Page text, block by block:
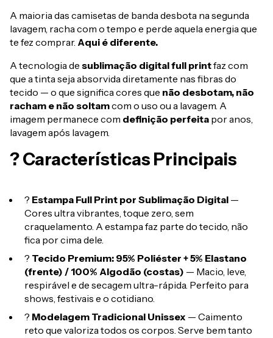
A maioria das camisetas de banda desbota na segunda
lavagem, racha com o tempo e perde aquela energia que
te fez comprar. Aqui é diferente.
A tecnologia de sublimação digital full printfaz com
que a tinta seja absorvida diretamente nas fibras do
tecido — o que significa cores que não desbotam, não
racham e não soltamcom o uso ou a lavagem. A
imagem permanece com definição perfeita por anos,
lavagem após lavagem.
? Características Principais
? Estampa Full Print por Sublimação Digital —
Cores ultra vibrantes, toque zero, sem
craquelamento. A estampa faz parte do tecido, não
fica por cima dele.
? Tecido Premium: 95% Poliéster + 5% Elastano
(frente) / 100% Algodão (costas) — Macio, leve,
respirável e de secagem ultra-rápida. Perfeito para
shows, festivais e o cotidiano.
? Modelagem Tradicional Unissex — Caimento
reto que valoriza todos os corpos. Serve bem tanto